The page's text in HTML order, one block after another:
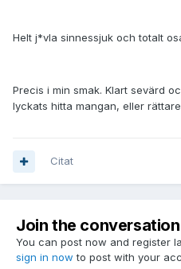
Helt j*vla sinnessjuk och totalt
Precis i min smak. Klart sevärd
lyckats hitta mangan, eller
Citat
Join the conversation
You can post now and register
sign in now to post with your